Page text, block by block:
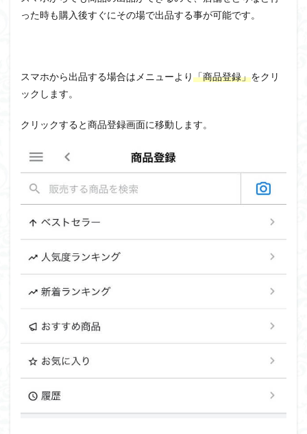
った時も購入後すぐにその場で出品する事が可能です。
スマホから出品する場合はメニューより「商品登録」をクリ
ックします。
クリックすると商品登録画面に移動します。